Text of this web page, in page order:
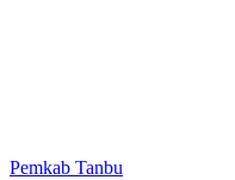
Pemkab Tanbu